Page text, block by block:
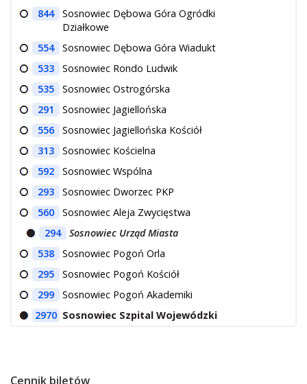
844
Sosnowiec Dębowa Góra Ogródki
Działkowe
554
Sosnowiec Dębowa Góra Wiadukt
533
Sosnowiec Rondo Ludwik
535
Sosnowiec Ostrogórska
291
Sosnowiec Jagiellońska
556
Sosnowiec Jagiellońska Kościół
313
Sosnowiec Kościelna
592
Sosnowiec Wspólna
293
Sosnowiec Dworzec PKP
560
Sosnowiec Aleja Zwycięstwa
294
Sosnowiec Urząd Miasta
538
Sosnowiec Pogoń Orla
295
Sosnowiec Pogoń Kościół
299
Sosnowiec Pogoń Akademiki
2970 Sosnowiec Szpital Wojewódzki
Cennik biletów